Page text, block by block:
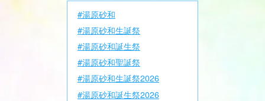
#湯原砂和
#湯原砂和生誕祭
#湯原砂和誕生祭
#湯原砂和聖誕祭
#湯原砂和生誕祭2026
#湯原砂和誕生祭2026